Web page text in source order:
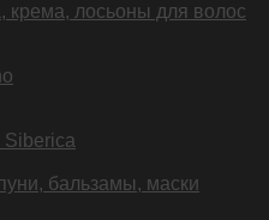
крема, лосьоны для волос
Siberica
бальзамы, маски